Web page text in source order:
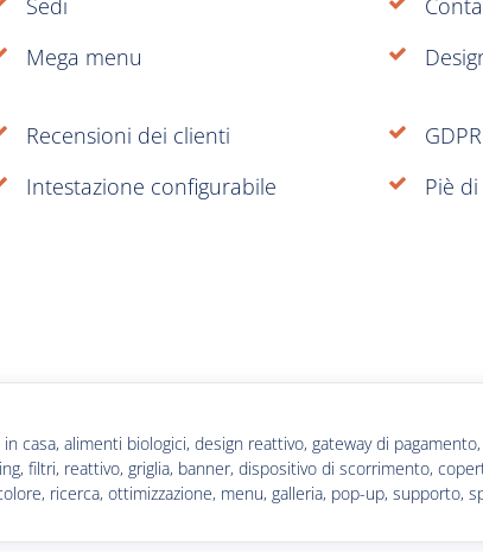
Sedi
Mega menu
Recensioni dei clienti GDPR
Intestazione configurabile Piè
casa, alimenti biologici, design reattivo, gateway di
filtri, reattivo, griglia, banner, dispositivo di scorrimento,
ricerca, ottimizzazione, menu, galleria, pop-up, supporto,